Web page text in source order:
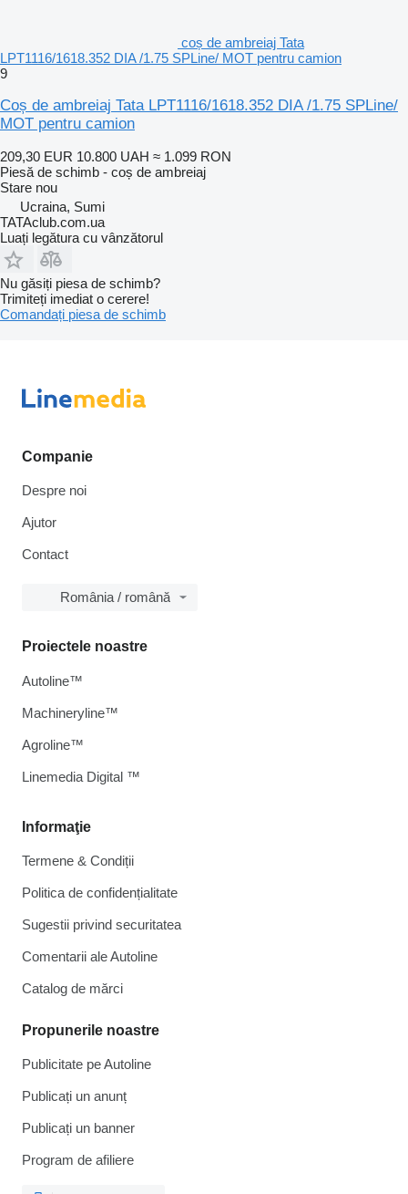
coș de ambreiaj Tata
LPT1116/1618.352 DIA /1.75 SPLine/ MOT pentru camion
9
Coș de ambreiaj Tata LPT1116/1618.352 DIA /1.75 SPLine/
MOT pentru camion
209,30 EUR 10.800 UAH ≈ 1.099 RON
Piesă de schimb - coș de ambreiaj
Stare nou
Ucraina, Sumi
TATAclub.com.ua
Luați legătura cu vânzătorul
Nu găsiți piesa de schimb?
Trimiteți imediat o cerere!
Comandați piesa de schimb
Companie
Despre noi
Ajutor
Contact
România / română
Informaţie
Termene & Condiții
Politica de confidențialitate
Sugestii privind securitatea
Comentarii ale Autoline
Catalog de mărcі
Propunerile noastre
Publicitate pe Autoline
Publicați un anunț
Publicați un banner
Program de afiliere
Proiectele noastre
Autoline™
Machineryline™
Agroline™
Linemedia Digital ™